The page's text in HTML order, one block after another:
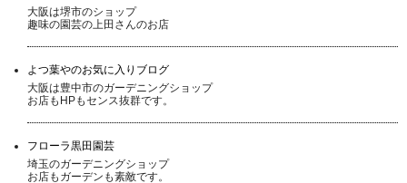
大阪は堺市のショップ
趣味の園芸の上田さんのお店
よつ葉やのお気に入りブログ
大阪は豊中市のガーデニングショップ
お店もHPもセンス抜群です。
フローラ黒田園芸
埼玉のガーデニングショップ
お店もガーデンも素敵です。